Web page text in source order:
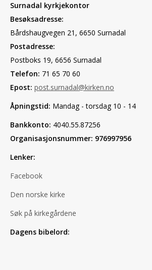
Surnadal kyrkjekontor
Besøksadresse:
Bårdshaugvegen 21, 6650 Surnadal
Postadresse:
Postboks 19, 6656 Surnadal
Telefon: 71 65 70 60
Epost: post.surnadal@kirken.no
Åpningstid: Mandag - torsdag 10 - 14
Bankkonto: 4040.55.87256
Organisasjonsnummer: 976997956
Lenker:
Facebook
Den norske kirke
Søk på kirkegårdene
Dagens bibelord: